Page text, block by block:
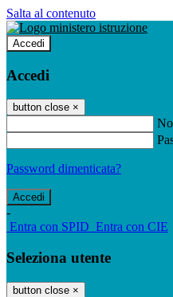
Salta al contenuto
Accedi
Accedi
button close ×
Password dimenticata?
-
Entra con SPID Entra con CIE
Seleziona utente
button close ×